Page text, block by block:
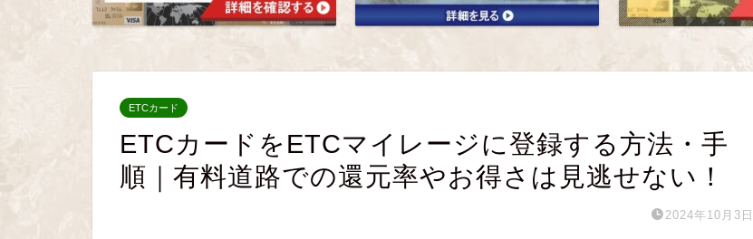
ETCカード
ETCカードをETCマイレージに登録する方法・手
順｜有料道路での還元率やお得さは見逃せない！
2024年10月3日